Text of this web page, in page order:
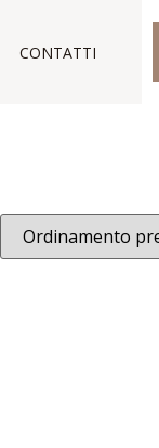
CONTATTI